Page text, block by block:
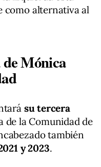
como alternativa al
Mónica
su tercera
de la Comunidad de
también
y 2023.